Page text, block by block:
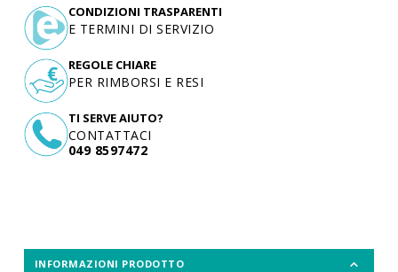
TI SERVE AIUTO?
CONTATTACI
049 8597472
CONDIZIONI TRASPARENTI
E TERMINI DI SERVIZIO
REGOLE CHIARE
PER RIMBORSI E RESI
INFORMAZIONI PRODOTTO